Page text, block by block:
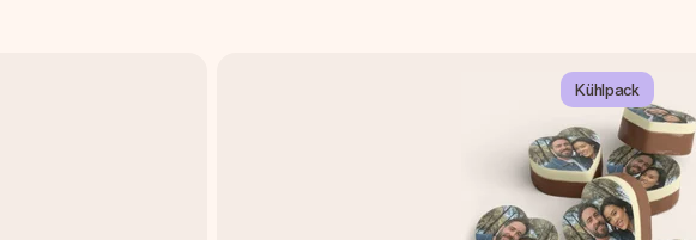
Kühlpack